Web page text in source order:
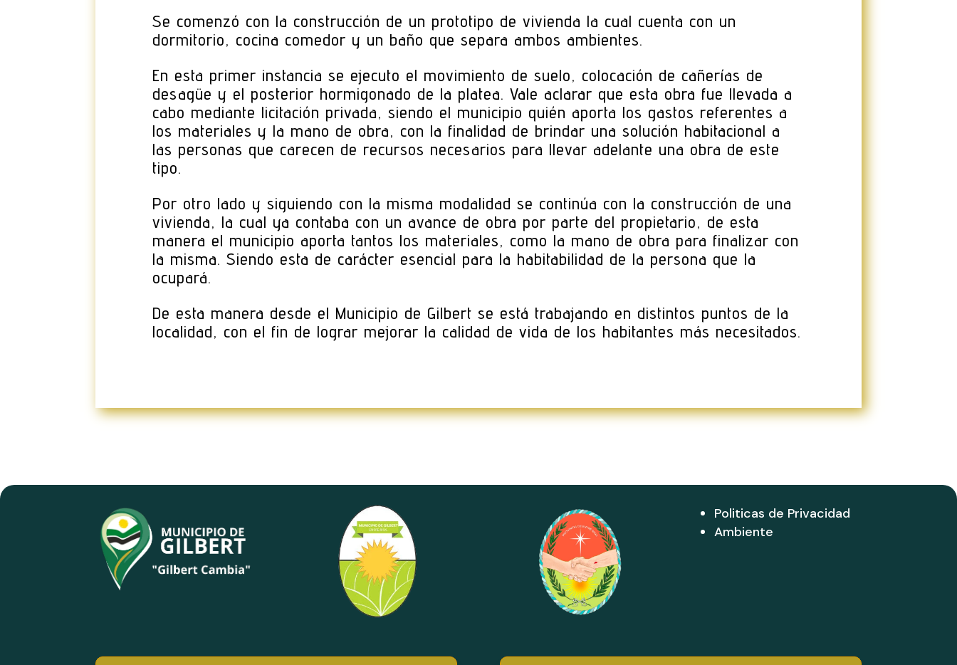
Se comenzó con la construcción de un prototipo de vivienda la cual cuenta con un
dormitorio, cocina comedor y un baño que separa ambos ambientes.
En esta primer instancia se ejecuto el movimiento de suelo, colocación de cañerías de
desagüe y el posterior hormigonado de la platea. Vale aclarar que esta obra fue llevada a
cabo mediante licitación privada, siendo el municipio quién aporta los gastos referentes a
los materiales y la mano de obra, con la finalidad de brindar una solución habitacional a
las personas que carecen de recursos necesarios para llevar adelante una obra de este
tipo.
Por otro lado y siguiendo con la misma modalidad se continúa con la construcción de una
vivienda, la cual ya contaba con un avance de obra por parte del propietario, de esta
manera el municipio aporta tantos los materiales, como la mano de obra para finalizar con
la misma. Siendo esta de carácter esencial para la habitabilidad de la persona que la
ocupará.
De esta manera desde el Municipio de Gilbert se está trabajando en distintos puntos de la
localidad, con el fin de lograr mejorar la calidad de vida de los habitantes más necesitados.
Politicas de Privacidad
Ambiente